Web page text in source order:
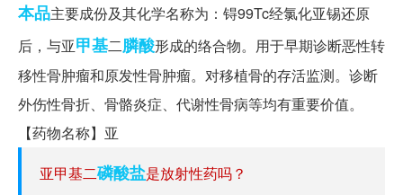
本品主要成份及其化学名称为：锝99Tc经氯化亚锡还原
后，与亚甲基二膦酸形成的络合物。用于早期诊断恶性转
移性骨肿瘤和原发性骨肿瘤。对移植骨的存活监测。诊断
外伤性骨折、骨骼炎症、代谢性骨病等均有重要价值。
【药物名称】亚
亚甲基二磷酸盐是放射性药吗？